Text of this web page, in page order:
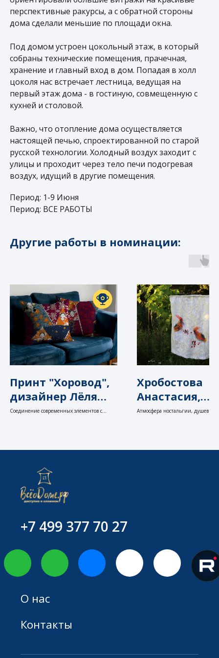
перспективные ракурсы, а с обратной стороны
дома сделали меньшие по площади окна.
Под домом устроен цокольный этаж, в который
собраны технические помещения, прачечная,
хранение и главный вход в дом. Попадая в холл
цоколя нас встречает лестница, ведущая на
первый этаж дома - в гостиную, совмещенную с
кухней и столовой.
Важно, что отопление дома осуществляется
настоящей печью, спроектированной по старой
русской технологии. Холодный воздух заходит с
улицы и проходит через тело печи подогревая
воздух, идущий в другие помещения.
Период: 1-9 Июня
Период: ВСЕ РАБОТЫ
Другие работы в номинации:
Принт "Хоровод",
дизайнер Лёля
Муковоз
Соединение современных элементов с
Хробостова
Анастасия,
Абажур
Атмосфера ностальгии,
+7 499 377 70 27
О нас
Контакты
© 2025
Политика конфиденциальности
Дизайн может быть не только
интерьерный: